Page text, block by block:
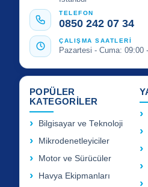
TELEFON
0850 242 07 34
ÇALIŞMA SAATLERİ
Pazartesi - Cuma: 09:00
POPÜLER
KATEGORİLER
Bilgisayar ve Teknoloji
Mikrodenetleyiciler
Motor ve Sürücüler
Havya Ekipmanları